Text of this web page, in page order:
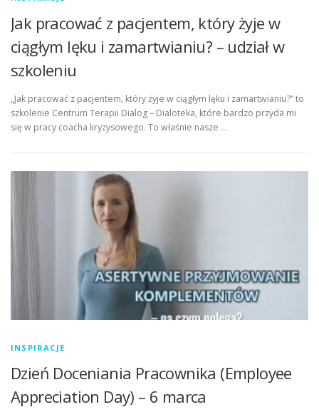
Jak pracować z pacjentem, który żyje w
ciągłym lęku i zamartwianiu? – udział w
szkoleniu
„Jak pracować z pacjentem, który żyje w ciągłym lęku i zamartwianiu?” to
szkolenie Centrum Terapii Dialog – Dialoteka, które bardzo przyda mi
się w pracy coacha kryzysowego. To właśnie nasze …
INSPIRACJE
Dzień Doceniania Pracownika (Employee
Appreciation Day) – 6 marca